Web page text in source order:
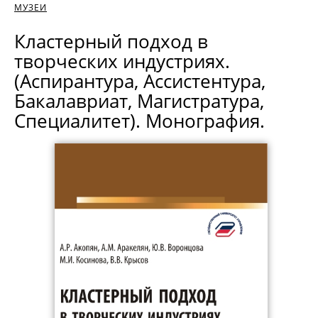
МУЗЕИ
Кластерный подход в
творческих индустриях.
(Аспирантура, Ассистентура,
Бакалавриат, Магистратура,
Специалитет). Монография.